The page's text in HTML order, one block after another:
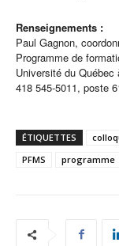
Renseignements :
Paul Gagnon,
Programme de
Université du Québec
418 545-5011, poste
ÉTIQUETTES
PFMS
programme